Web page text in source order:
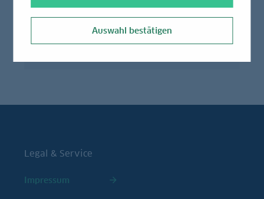
Legal & Service
Impressum
Auswahl bestätigen